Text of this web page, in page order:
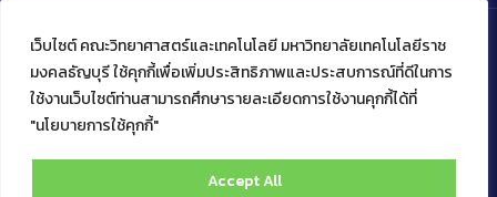
เว็บไซต์ คณะวิทยาศาสตร์และเทคโนโลยี มหาวิทยาลัยเทคโนโลยีราช
มงคลธัญบุรี ใช้คุกกี้เพื่อเพิ่มประสิทธิภาพและประสบการณ์ที่ดีในการ
ใช้งานเว็บไซต์ท่านสามารถศึกษารายละเอียดการใช้งานคุกกี้ได้ที่
"นโยบายการใช้คุกกี้"
Accept All
Copyright © 2022 คณะวิทยาศาสตร์และเทคโนโลยี มหาวิทยาลัย